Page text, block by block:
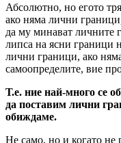
Абсолютно, но егото
ако няма лични
да му минават личните
липса на ясни граници
лични граници, ако
самоопределите, вие
Т.е. ние най-много се
да поставим лични
обиждаме.
Не само, но и когато не